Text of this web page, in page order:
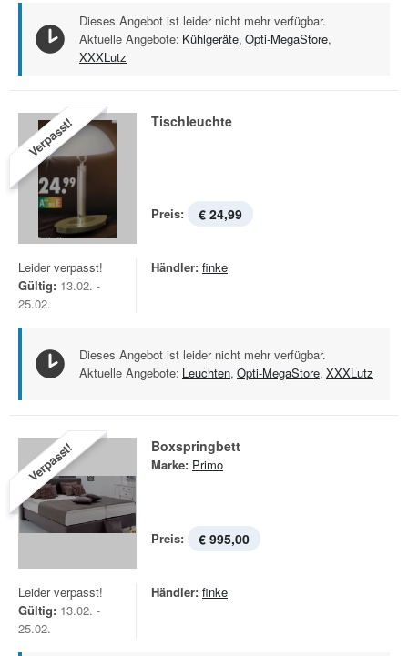
Dieses Angebot ist leider nicht mehr verfügbar.
Aktuelle Angebote: Kühlgeräte, Opti-MegaStore,
XXXLutz
Verpasst! Tischleuchte
Preis: € 24,99
Leider verpasst!
Gültig: 13.02. -
25.02.
Händler: finke
Dieses Angebot ist leider nicht mehr verfügbar.
Aktuelle Angebote: Leuchten, Opti-MegaStore, XXXLutz
Verpasst! Boxspringbett
Marke: Primo
Preis: € 995,00
Leider verpasst!
Gültig: 13.02. -
25.02.
Händler: finke